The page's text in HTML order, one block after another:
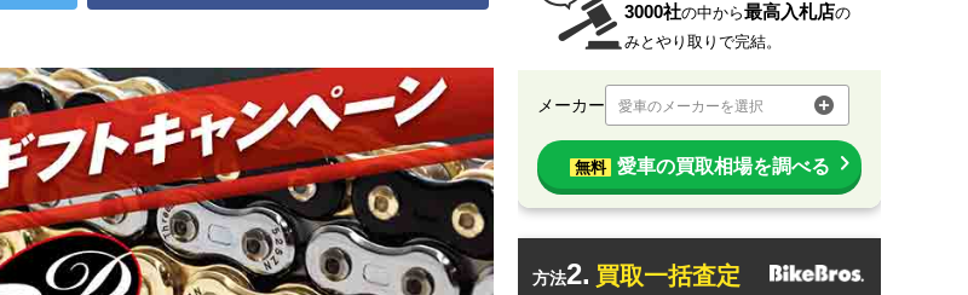
3000社の中から最高入札店の
みとやり取りで完結。
メーカー 愛車のメーカーを選択
無料 愛車の買取相場を調べる
方法2. 買取一括査定